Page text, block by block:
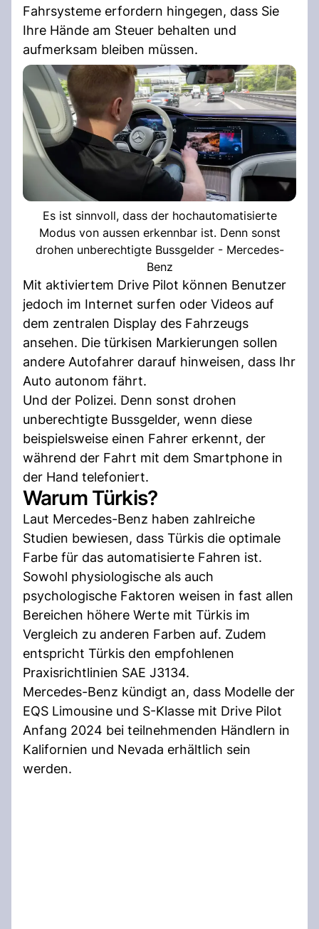
Fahrsysteme erfordern hingegen, dass Sie
Ihre Hände am Steuer behalten und
aufmerksam bleiben müssen.
Es ist sinnvoll, dass der hochautomatisierte
Modus von aussen erkennbar ist. Denn sonst
drohen unberechtigte Bussgelder - Mercedes-
Benz
Mit aktiviertem Drive Pilot können Benutzer
jedoch im Internet surfen oder Videos auf
dem zentralen Display des Fahrzeugs
ansehen. Die türkisen Markierungen sollen
andere Autofahrer darauf hinweisen, dass Ihr
Auto autonom fährt.
Und der Polizei. Denn sonst drohen
unberechtigte Bussgelder, wenn diese
beispielsweise einen Fahrer erkennt, der
während der Fahrt mit dem Smartphone in
der Hand telefoniert.
Warum Türkis?
Laut Mercedes-Benz haben zahlreiche
Studien bewiesen, dass Türkis die optimale
Farbe für das automatisierte Fahren ist.
Sowohl physiologische als auch
psychologische Faktoren weisen in fast allen
Bereichen höhere Werte mit Türkis im
Vergleich zu anderen Farben auf. Zudem
entspricht Türkis den empfohlenen
Praxisrichtlinien SAE J3134.
Mercedes-Benz kündigt an, dass Modelle der
EQS Limousine und S-Klasse mit Drive Pilot
Anfang 2024 bei teilnehmenden Händlern in
Kalifornien und Nevada erhältlich sein
werden.